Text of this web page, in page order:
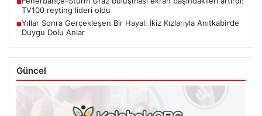
■
TV100 reyting lideri oldu
■Yıllar Sonra Gerçekleşen Bir Hayal: İkiz Kızlarıyla Anıtkabir’de
Duygu Dolu Anlar
Güncel